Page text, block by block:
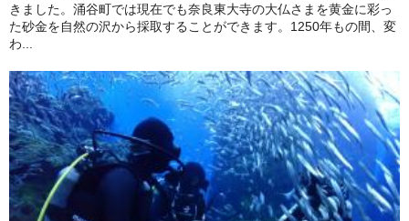
きました。涌谷町では現在でも奈良東大寺の大仏さまを黄金に彩っ
た砂金を自然の沢から採取することができます。1250年もの間、変
わ...